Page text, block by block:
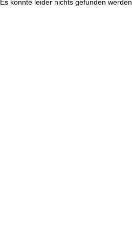
Es konnte leider nichts gefunden werden.